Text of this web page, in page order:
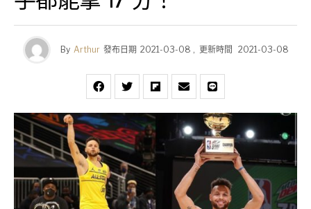
By Arthur 發布日期 2021-03-08 , 更新時間 2021-03-08